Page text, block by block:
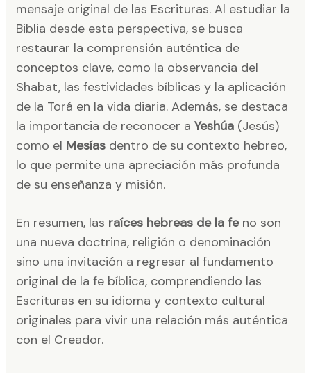
mensaje original de las Escrituras. Al estudiar la
Biblia desde esta perspectiva, se busca
restaurar la comprensión auténtica de
conceptos clave, como la observancia del
Shabat, las festividades bíblicas y la aplicación
de la Torá en la vida diaria. Además, se destaca
la importancia de reconocer a Yeshúa (Jesús)
como el Mesías dentro de su contexto hebreo,
lo que permite una apreciación más profunda
de su enseñanza y misión.​
En resumen, las raíces hebreas de la feno son
una nueva doctrina, religión o denominación
sino una invitación a regresar al fundamento
original de la fe bíblica, comprendiendo las
Escrituras en su idioma y contexto cultural
originales para vivir una relación más auténtica
con el Creador.